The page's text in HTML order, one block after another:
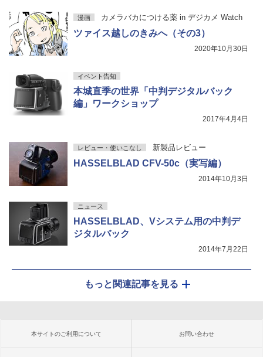
漫画 カメラバカにつける薬 in デジカメ Watch
ツァイス越しのきみへ（その3）
2020年10月30日
イベント告知
本城直季の世界「中判デジタルバック
編」ワークショップ
2017年4月4日
レビュー・使いこなし 新製品レビュー
HASSELBLAD CFV-50c（実写編）
2014年10月3日
ニュース
HASSELBLAD、Vシステム用の中判デ
ジタルバック
2014年7月22日
もっと関連記事を見る
本サイトのご利用について お問い合わせ